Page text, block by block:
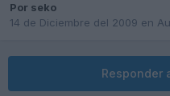
Por seko
14 de Diciembre del 2009 en
Responder